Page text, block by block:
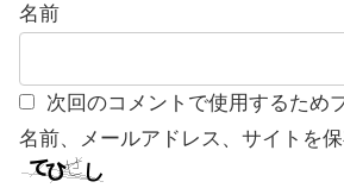
名前
次回のコメントで使用するため
名前、メールアドレス、サイトを保